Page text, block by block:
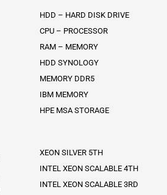
HDD – HARD DISK DRIVE
CPU – PROCESSOR
RAM – MEMORY
HDD SYNOLOGY
MEMORY DDR5
IBM MEMORY
HPE MSA STORAGE
XEON SILVER 5TH
INTEL XEON SCALABLE 4TH
INTEL XEON SCALABLE 3RD